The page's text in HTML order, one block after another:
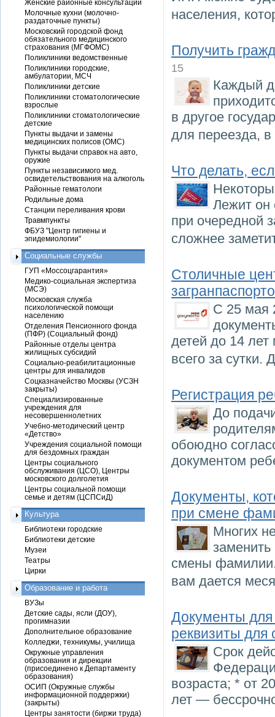
населения,
Получить
15
Каждый
в другое
для переезда,
Что делать,
Лежит он
при очередной
сложнее
Столичные
С 25 мая
детей до 14 лет
всего за
Регистрация
До
обоюдно
документом
Документы,
при смене
Многих
смены
вам дается
Документы
реквизиты для
Срок
возраста; * от
лет —
Женские районные консультации
Молочные кухни (молочно-
раздаточные пункты)
Московский городской фонд
обязательного медицинского
страхования (МГФОМС)
Поликлиники ведомственные
Поликлиники городские,
амбулатории, МСЧ
Поликлиники детские
Поликлиники стоматологические
взрослые
Поликлиники стоматологические
детские
Пункты выдачи и замены
медицинских полисов (ОМС)
Пункты выдачи справок на авто,
оружие
Пункты независимого мед.
освидетельствования на алкоголь
Районные гематологи
Родильные дома
Станции переливания крови
Травмпункты
ФБУЗ "Центр гигиены и
эпидемиологии"
Социальные службы
ГУП «Моссоцгарантия»
Медико-социальная экспертиза
(МСЭ)
Московская служба
психологической помощи
населению
Отделения Пенсионного фонда
(ПФР) (Социальный фонд)
Районные отделы центра
жилищных субсидий
Социально-реабилитационные
центры для инвалидов
Соцказначейство Москвы (УСЗН
закрыты)
Специализированные
учреждения для
несовершеннолетних
Учебно-методический центр
«Детство»
Учреждения социальной помощи
для бездомных граждан
Центры социального
обслуживания (ЦСО), Центры
московского долголетия
Центры социальной помощи
семье и детям (ЦСПСиД)
Культура
Библиотеки городские
Библиотеки детские
Музеи
Театры
Цирки
Образование и работа
ВУЗы
Детские сады, ясли (ДОУ),
прогимназии
Дополнительное образование
Колледжи, техникумы, училища
Окружные управления
образования и дирекции
(присоединено к Департаменту
образования)
ОСИП (Окружные службы
информационной поддержки)
(закрыты)
Центры занятости (биржи труда)